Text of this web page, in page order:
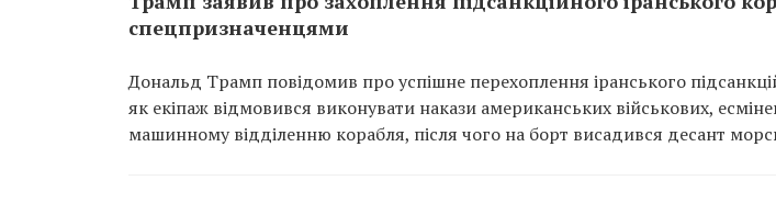
спецпризначенцями
Дональд Трамп повідомив про успішне перехоплення іранського
як екіпаж відмовився виконувати накази американських військових,
машинному відділенню корабля, після чого на борт висадився десант